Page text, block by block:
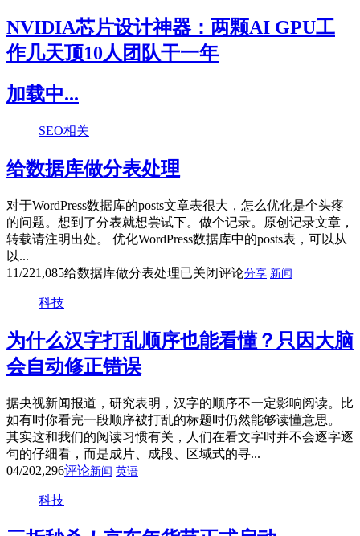
NVIDIA芯片设计神器：两颗AI GPU工
作几天顶10人团队干一年
加载中...
SEO相关
给数据库做分表处理
对于WordPress数据库的posts文章表很大，怎么优化是个头疼
的问题。想到了分表就想尝试下。做个记录。原创记录文章，
转载请注明出处。 优化WordPress数据库中的posts表，可以从
以...
11/221,085给数据库做分表处理已关闭评论分享 新闻
科技
为什么汉字打乱顺序也能看懂？只因大脑
会自动修正错误
据央视新闻报道，研究表明，汉字的顺序不一定影响阅读。比
如有时你看完一段顺序被打乱的标题时仍然能够读懂意思。
其实这和我们的阅读习惯有关，人们在看文字时并不会逐字逐
句的仔细看，而是成片、成段、区域式的寻...
04/202,296评论新闻 英语
科技